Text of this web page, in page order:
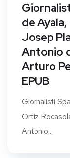
de
Josep
Antonio
Arturo
EPUB
Giornalisti
Ortiz
Antonio...